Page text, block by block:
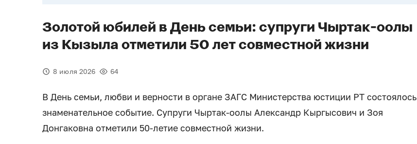
Золотой юбилей в День семьи: супруги Чыртак-оолы
из Кызыла отметили 50 лет совместной жизни
8 июля 2026 64
В День семьи, любви и верности в органе ЗАГС Министерства юстиции РТ состоялось
знаменательное событие. Супруги Чыртак-оолы Александр Кыргысович и Зоя
Донгаковна отметили 50-летие совместной жизни.